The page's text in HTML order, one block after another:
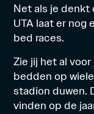
Net als je denkt
UTA laat er nog
bed races.
Zie jij het al
bedden op
stadion duwen.
vinden op de